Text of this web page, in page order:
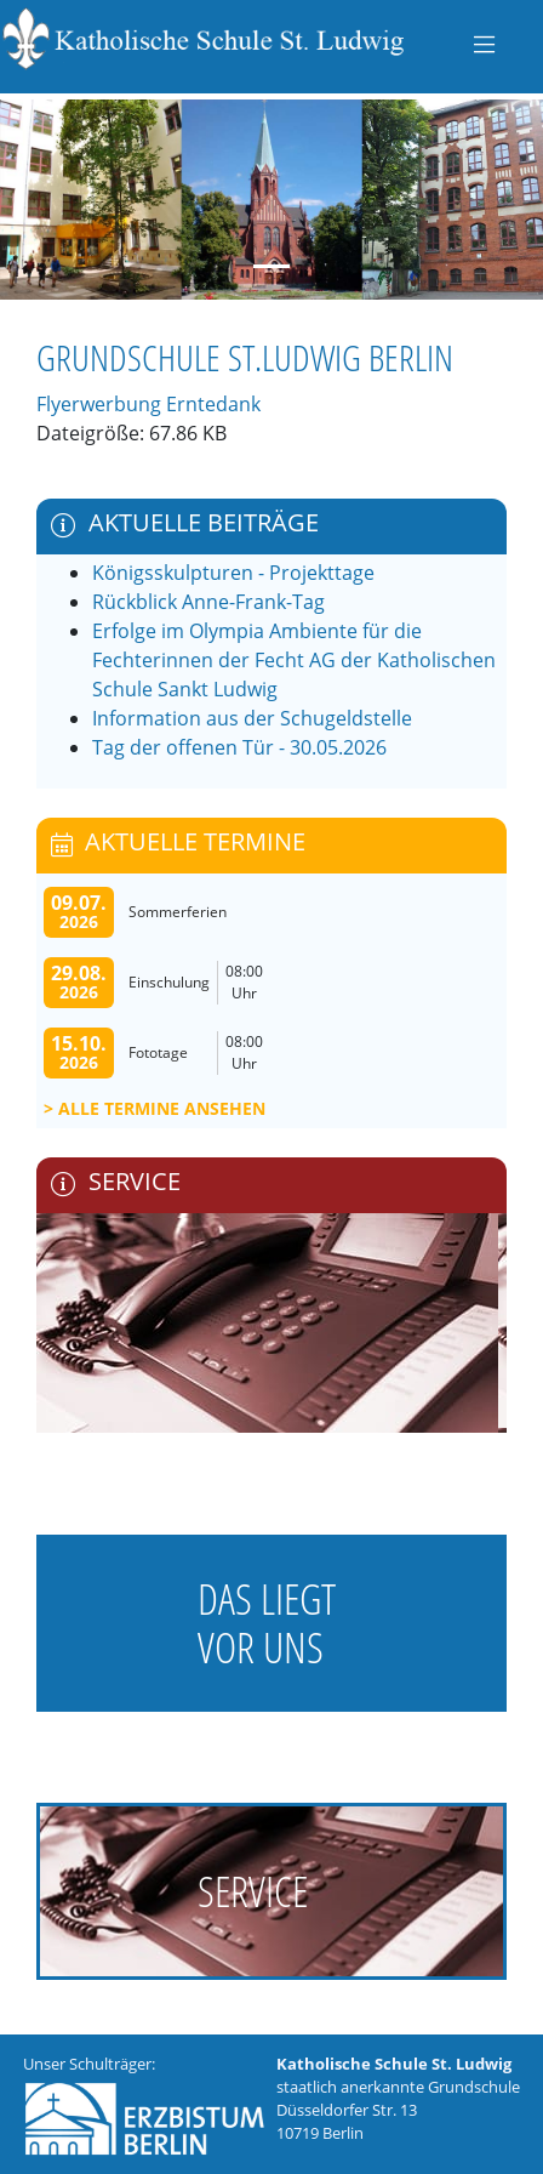
zurück
GRUNDSCHULE ST.LUDWIG BERLIN
Flyerwerbung Erntedank
Dateigröße: 67.86 KB
AKTUELLE BEITRÄGE
Königsskulpturen - Projekttage
Rückblick Anne-Frank-Tag
Erfolge im Olympia Ambiente für die
Fechterinnen der Fecht AG der Katholischen
Schule Sankt Ludwig
Information aus der Schugeldstelle
Tag der offenen Tür - 30.05.2026
AKTUELLE TERMINE
09.07.
2026 Sommerferien
29.08.
2026 Einschulung
08:00
Uhr
15.10.
2026 Fototage
08:00
Uhr
ALLE TERMINE ANSEHEN
SERVICE
DAS LIEGT
VOR UNS
SERVICE
Unser Schulträger:
Katholische Schule St. Ludwig
staatlich anerkannte Grundschule
Düsseldorfer Str. 13
10719 Berlin